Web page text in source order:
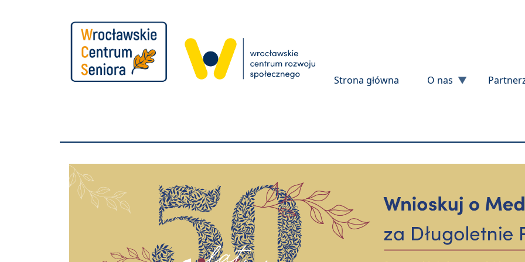
Strona główna O nas